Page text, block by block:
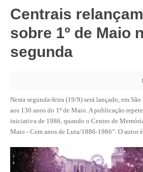
CRESCE BRASIL
CONSELHO TECNOLÓGICO
HISTÓRICO E ATUAÇÃO
CONSELHOS ASSESSORES
PERSONALIDADES DA TECNOLOGIA
TRANSPARÊNCIA
Centrais
sobre 1º de Maio
segunda
Nesta segunda-feira (19/9) será lançado, em
aos 130 anos do 1º de Maio. A publicação
iniciativa de 1986, quando o Centro de
Maio - Cem anos de Luta/1886-1986”. O autor